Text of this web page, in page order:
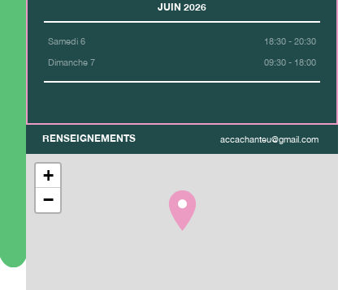
JUIN 2026
Samedi 6 18:30 - 20:30
Dimanche 7 09:30 - 18:00
RENSEIGNEMENTS accachanteu@gmail.com
+
−